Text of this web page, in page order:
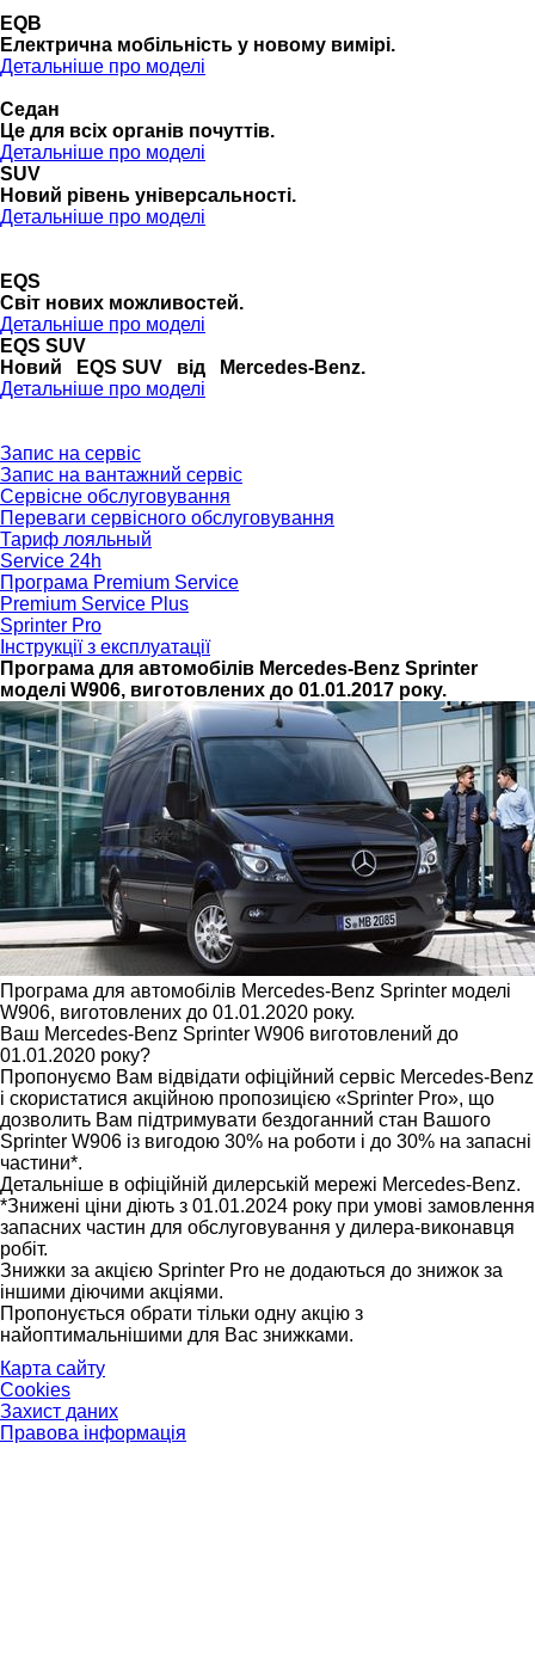
EQB
Електрична мобільність у новому вимірі.
Детальніше про моделі
Седан
Це для всіх органів почуттів.
Детальніше про моделі
SUV
Новий рівень універсальності.
Детальніше про моделі
EQS
Cвіт нових можливостей.
Детальніше про моделі
EQS SUV
Новий EQS SUV від Mercedes-Benz.
Детальніше про моделі
Запис на сервіс
Запис на вантажний сервіс
Сервісне обслуговування
Переваги сервісного обслуговування
Тариф лояльный
Service 24h
Програма Premium Service
Premium Service Plus
Sprinter Pro
Інструкції з експлуатації
Програма для автомобілів Mercedes-Benz Sprinter
моделі W906, виготовлених до 01.01.2017 року.
Програма для автомобілів Mercedes-Benz Sprinter моделі
W906, виготовлених до 01.01.2020 року.
Ваш Mercedes-Benz Sprinter W906 виготовлений до
01.01.2020 року?
Пропонуємо Вам відвідати офіційний сервіс Mercedes-Benz
і скористатися акційною пропозицією «Sprinter Pro», що
дозволить Вам підтримувати бездоганний стан Вашого
Sprinter W906 із вигодою 30% на роботи і до 30% на запасні
частини*.
Детальніше в офіційній дилерській мережі Mercedes-Benz.
*Знижені ціни діють з 01.01.2024 року при умові замовлення
запасних частин для обслуговування у дилера-виконавця
робіт.
Знижки за акцією Sprinter Pro не додаються до знижок за
іншими діючими акціями.
Пропонується обрати тільки одну акцію з
найоптимальнішими для Вас знижками.
Карта сайту
Cookies
Захист даних
Правова інформація